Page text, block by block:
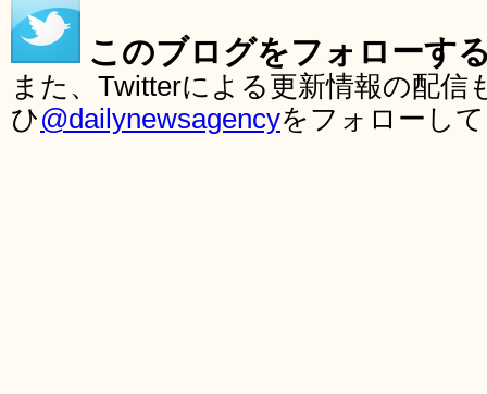
このブログをフォローす
また、Twitterによる更新情報の配
ひ@dailynewsagencyをフォローし